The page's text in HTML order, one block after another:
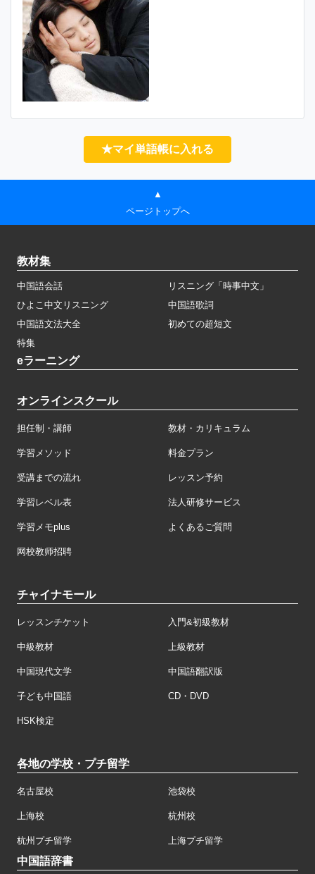
★マイ単語帳に入れる
▲
ページトップへ
教材集
中国語会話
リスニング「時事中文」
ひよこ中文リスニング
中国語歌詞
中国語文法大全
初めての超短文
特集
eラーニング
オンラインスクール
担任制・講師 教材・カリキュラム
学習メソッド 料金プラン
受講までの流れ レッスン予約
学習レベル表 法人研修サービス
学習メモplus よくあるご質問
网校教师招聘
チャイナモール
レッスンチケット 入門&初級教材
中級教材 上級教材
中国現代文学 中国語翻訳版
子ども中国語 CD・DVD
HSK検定
各地の学校・プチ留学
名古屋校 池袋校
上海校 杭州校
杭州プチ留学 上海プチ留学
中国語辞書